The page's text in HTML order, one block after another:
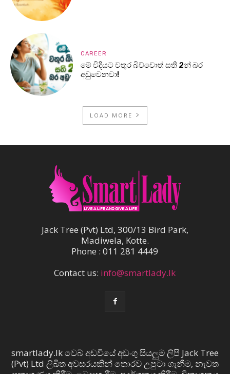
CAREER
මේ විදියට වතුර බිව්වොත් සති 2න් බර
අඩුවෙනවා!
LOAD MORE
Jack Tree (Pvt) Ltd, 300/13 Bird Park,
Madiwela, Kotte.
Phone : 011 281 4449
Contact us: info@smartlady.lk
smartlady.lk වෙබ් අඩවියේ අඩංගු සියලුම ලිපි Jack Tree
(Pvt) Ltd ලිඛිත අවසරයකින් තොරව උපුටා ගැනීම, නැවත